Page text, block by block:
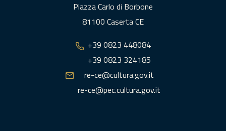
Piazza Carlo di Borbone
81100 Caserta CE
+39 0823 448084
+39 0823 324185
re-ce@cultura.gov.it
re-ce@pec.cultura.gov.it